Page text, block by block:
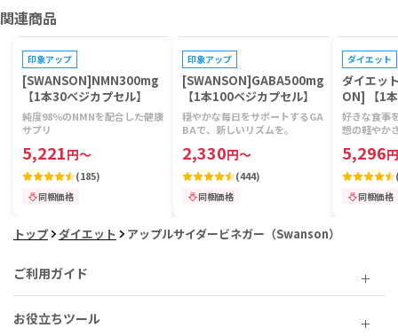
関連商品
プレゼントキャンペーン対象
印象アップ
[SWANSON]NMN300mg
【1本30ベジカプセル】
純度98％のNMNを配合した健康
サプリ
5,221円～
(185)
同梱価格
印象アップ
[SWANSON]GABA500mg
【1本100ベジカプセル】
穏やかな毎日をサポートするGA
BAで、新しいリズムを。
2,330円～
(444)
同梱価格
ダイエット
ダイエッ
ON] 【1
好きな食事
想の軽やか
5,296円
同梱価格
トップ ダイエット アップルサイダービネガー（Swanson）
ご利用ガイド
お役立ちツール